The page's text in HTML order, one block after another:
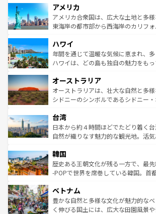
ンツ一覧を参照してほしい。
の建物がそのまま残る町や、スイスな
博物館もあり、アルプス観光だけでな
ことができる。国民の所得が高いた
ば市内交通費無料で観光を楽しむこともでき
着のスイス情報はコンテンツ一覧 を
アメリカ
アメリカ合衆国は、広大な土地と多様
東海岸の都市部から西海岸のカリフ
のような巨大都市は、観光、ショッピ
ンメントが詰まった刺激的なスポッ
西部には大自然が広がり、グランド
部のニューオーリンズでは、音楽と美
文化が魅力。旅行者はアメリカの各地
しみながら、その多様性と豊かな歴
ならではの贅沢な旅のスタイルだ。 なお、新着のアメリカ
情報はコンテンツ一覧を参照してほ
ハワイ
年間を通じて温暖な気候に恵まれ、
ハワイは、どの島も独自の魅力をも
ワイ島は見逃せない。また、定番の観
島だが、静かな自然を求めるならマウ
おすすめ。エメラルドグリーンに輝
れるおもてなしの心で訪れる人々を迎
人々、おいしいローカルフードやハ
ク、伝統的なフラダンスなど、すべ
ワイを、存分に味わってほしい。 なお、新着のハワイ情報
はコンテンツ一覧を参照してほしい。
オーストラリア
オーストラリアは、壮大な自然と多様
シドニーのシンボルであるシドニー
リアリーフや大陸中央部にそびえるウ
ク）、タスマニアの美しい原生林や
ど、見どころがたくさん。また、カ
いる。アクティビティも充実しており
ビング、ハイキングなど、アウトド
い。オーストラリアの多彩な魅力を
参照してほしい。
台湾
日本から約４時間ほどでたどり着く
自然が織りなす魅力的な観光地。活
ン）、静ひつな山岳地帯である台湾東
と山間の静けさが共存しており、訪
驚きをもたらしてくれる。また、奥
容にもいいと評判のスイーツなど、バ
が味わえる。 なお、新着の台湾情報は
照してほしい。
韓国
歴史ある王朝文化が残る一方で、最
-POPで世界を席巻している韓国。首
き、地方に足を延ばせば四季折々の自
できる。そして、キムチや焼肉、絶
まで、さまざまな韓国料理が待って
ベトナム
豊かな自然と多様な文化が魅力的な
く伸びる国土には、広大な田園風景